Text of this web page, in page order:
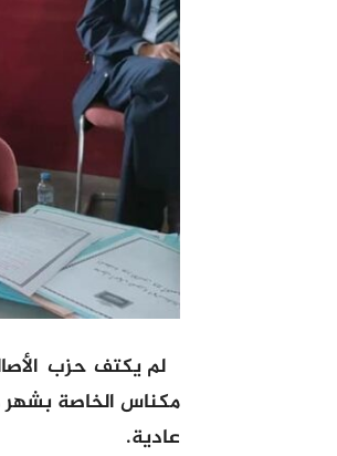
لم يكتف حزب
مكناس الخاصة بشهر
عادية.